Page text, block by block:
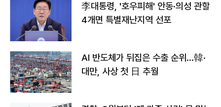
李대통령, '호우피해' 안동·의성 관할
4개면 특별재난지역 선포
AI 반도체가 뒤집은 수출 순위…韓·
대만, 사상 첫 日 추월